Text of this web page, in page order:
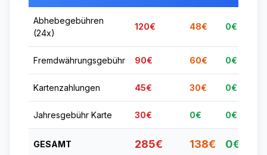
Abhebegebühren
(24x)
120€ 48€ 0€
Fremdwährungsgebühr 90€ 60€ 0€
Kartenzahlungen 45€ 30€ 0€
Jahresgebühr Karte 30€ 0€ 0€
GESAMT 285€ 138€ 0€